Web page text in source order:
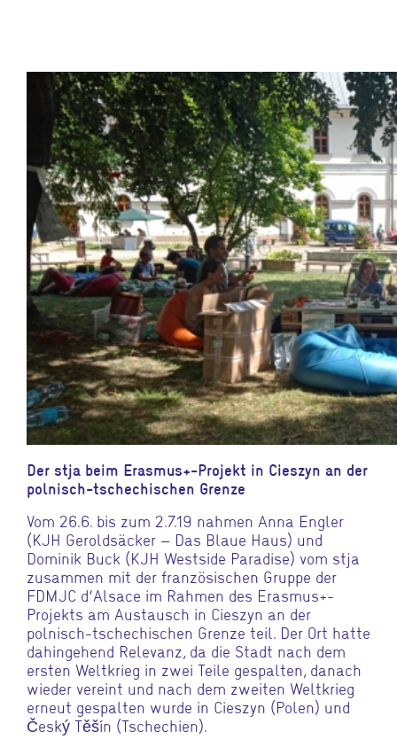
Der stja beim Erasmus+-Projekt in Cieszyn an der
polnisch-tschechischen Grenze
Vom 26.6. bis zum 2.7.19 nahmen Anna Engler
(KJH Geroldsäcker – Das Blaue Haus) und
Dominik Buck (KJH Westside Paradise) vom stja
zusammen mit der französischen Gruppe der
FDMJC d’Alsace im Rahmen des Erasmus+-
Projekts am Austausch in Cieszyn an der
polnisch-tschechischen Grenze teil. Der Ort hatte
dahingehend Relevanz, da die Stadt nach dem
ersten Weltkrieg in zwei Teile gespalten, danach
wieder vereint und nach dem zweiten Weltkrieg
erneut gespalten wurde in Cieszyn (Polen) und
Český Těšín (Tschechien).